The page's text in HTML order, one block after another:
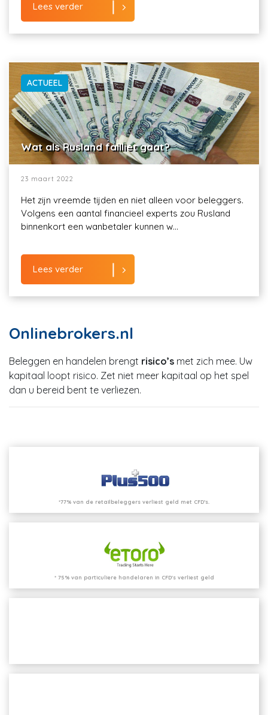
Lees verder
ACTUEEL
Wat als Rusland failliet gaat?
23 maart 2022
Het zijn vreemde tijden en niet alleen voor beleggers.
Volgens een aantal financieel experts zou Rusland
binnenkort een wanbetaler kunnen w...
Lees verder
Onlinebrokers.nl
Beleggen en handelen brengt risico’s met zich mee. Uw
kapitaal loopt risico. Zet niet meer kapitaal op het spel
dan u bereid bent te verliezen.
*77% van de retailbeleggers verliest geld met CFD’s.
* 75% van particuliere handelaren in CFD's verliest geld